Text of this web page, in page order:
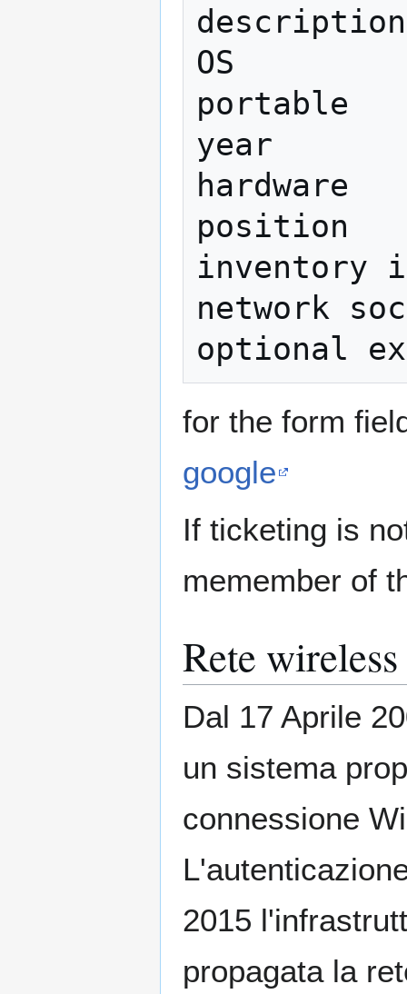
OS
portable
year
position
network
for the form
google
If ticketing is
memember of
Rete
Dal 17 Aprile
un sistema
connessione
2015
propagata la